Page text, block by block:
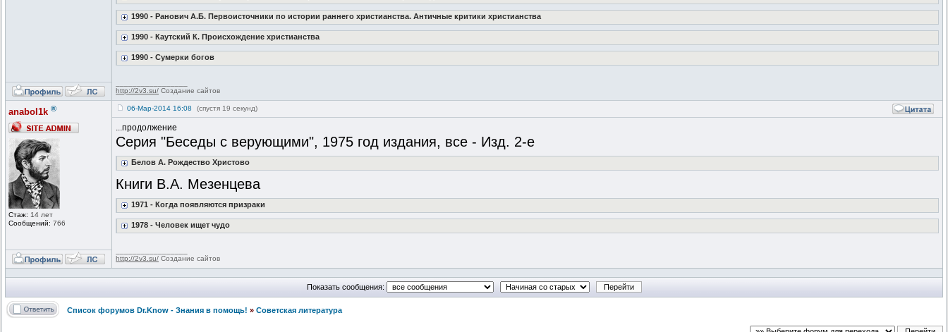
1990 - Ранович А.Б. Первоисточники по истории раннего христианства. Античные критики христианства
1990 - Каутский К. Происхождение христианства
1990 - Сумерки богов
http://2v3.su/ Создание сайтов
anabol1k ®
Стаж: 14 лет
Сообщений: 766
06-Мар-2014 16:08 (спустя 19 секунд)
...продолжение
Серия "Беседы с верующими", 1975 год издания, все - Изд. 2-е
Белов А. Рождество Христово
Книги В.А. Мезенцева
1971 - Когда появляются призраки
1978 - Человек ищет чудо
http://2v3.su/ Создание сайтов
Показать сообщения:
Список форумов Dr.Know - Знания в помощь! » Советская литература